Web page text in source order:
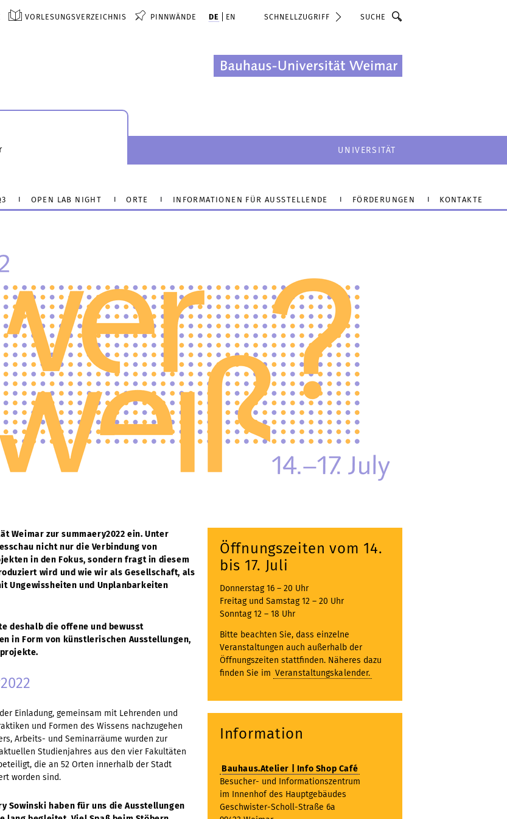
VORLESUNGSVERZEICHNIS PINNWÄNDE DE EN SCHNELLZUGRIFF Suche
UNIVERSITÄT
OPEN LAB NIGHT ORTE INFORMATIONEN FÜR AUSSTELLENDE FÖRDERUNGEN KONTAKTE
Weimar zur summaery2022 ein. Unter
nicht nur die Verbindung von
in den Fokus, sondern fragt in diesem
wird und wie wir als Gesellschaft, als
Ungewissheiten und Unplanbarkeiten
deshalb die offene und bewusst
in Form von künstlerischen Ausstellungen,
Einladung, gemeinsam mit Lehrenden und
und Formen des Wissens nachzugehen
Arbeits- und Seminarräume wurden zur
Studienjahres aus den vier Fakultäten
die an 52 Orten innerhalb der Stadt
worden sind.
Sowinski haben für uns die Ausstellungen
Öffnungszeiten vom 14.
bis 17. Juli
Donnerstag 16 – 20 Uhr
Freitag und Samstag 12 – 20 Uhr
Sonntag 12 – 18 Uhr
Bitte beachten Sie, dass einzelne
Veranstaltungen auch außerhalb der
Öffnungszeiten stattfinden. Näheres dazu
finden Sie im Veranstaltungskalender.
Information
Bauhaus.Atelier | Info Shop Café
Besucher- und Informationszentrum
im Innenhof des Hauptgebäudes
Geschwister-Scholl-Straße 6a